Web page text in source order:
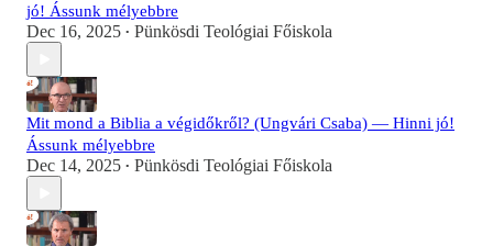
jó! Ássunk mélyebbre
Dec 16, 2025 • Pünkösdi Teológiai Főiskola
Mit mond a Biblia a végidőkről? (Ungvári Csaba) — Hinni jó!
Ássunk mélyebbre
Dec 14, 2025 • Pünkösdi Teológiai Főiskola